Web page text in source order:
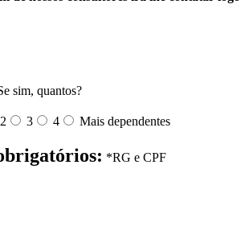
sim, quantos?
2 3 4 Mais dependentes
*RG e CPF